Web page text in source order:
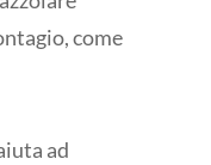
come
ad